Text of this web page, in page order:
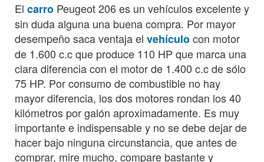
El carro Peugeot 206 es un vehículos excelente y
sin duda alguna una buena compra. Por mayor
desempeño saca ventaja el vehículocon motor
de 1.600 c.c que produce 110 HP que marca una
clara diferencia con el motor de 1.400 c.c de sólo
75 HP. Por consumo de combustible no hay
mayor diferencia, los dos motores rondan los 40
kilómetros por galón aproximadamente. Es muy
importante e indispensable y no se debe dejar de
hacer bajo ninguna circunstancia, que antes de
comprar, mire mucho, compare bastante y